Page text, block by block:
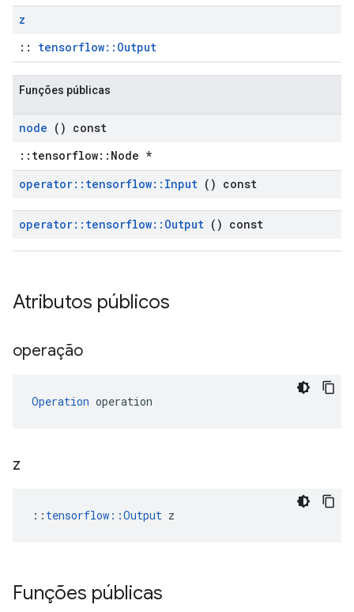
z
:: tensorflow::Output
Funções públicas
node () const
::tensorflow::Node *
operator:: tensorflow:: Input () const
operator:: tensorflow:: Output () const
Atributos públicos
operação
Operation operation
z
:: tensorflow::Output z
Funções públicas